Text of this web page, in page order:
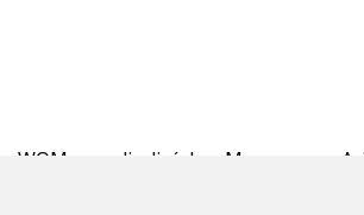
WOM se adjudicó las Macrozonas